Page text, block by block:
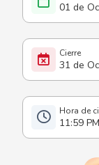
01 de
31 de
11:59 PM